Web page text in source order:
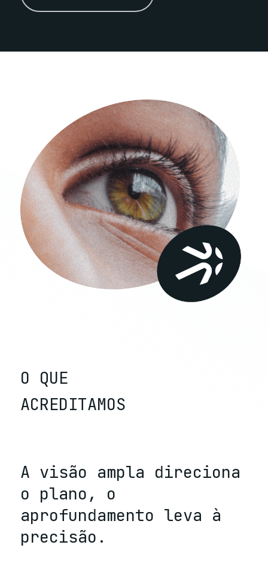
O QUE
ACREDITAMOS
A visão ampla direciona
o plano, o
aprofundamento leva à
precisão.